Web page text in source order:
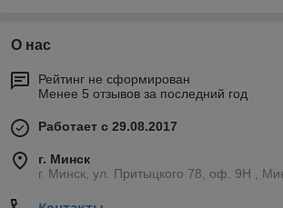
О нас
Рейтинг не сформирован
Менее 5 отзывов за последний год
Работает с 29.08.2017
г. Минск
г. Минск, ул. Притыцкого 78, оф. 9Н ,